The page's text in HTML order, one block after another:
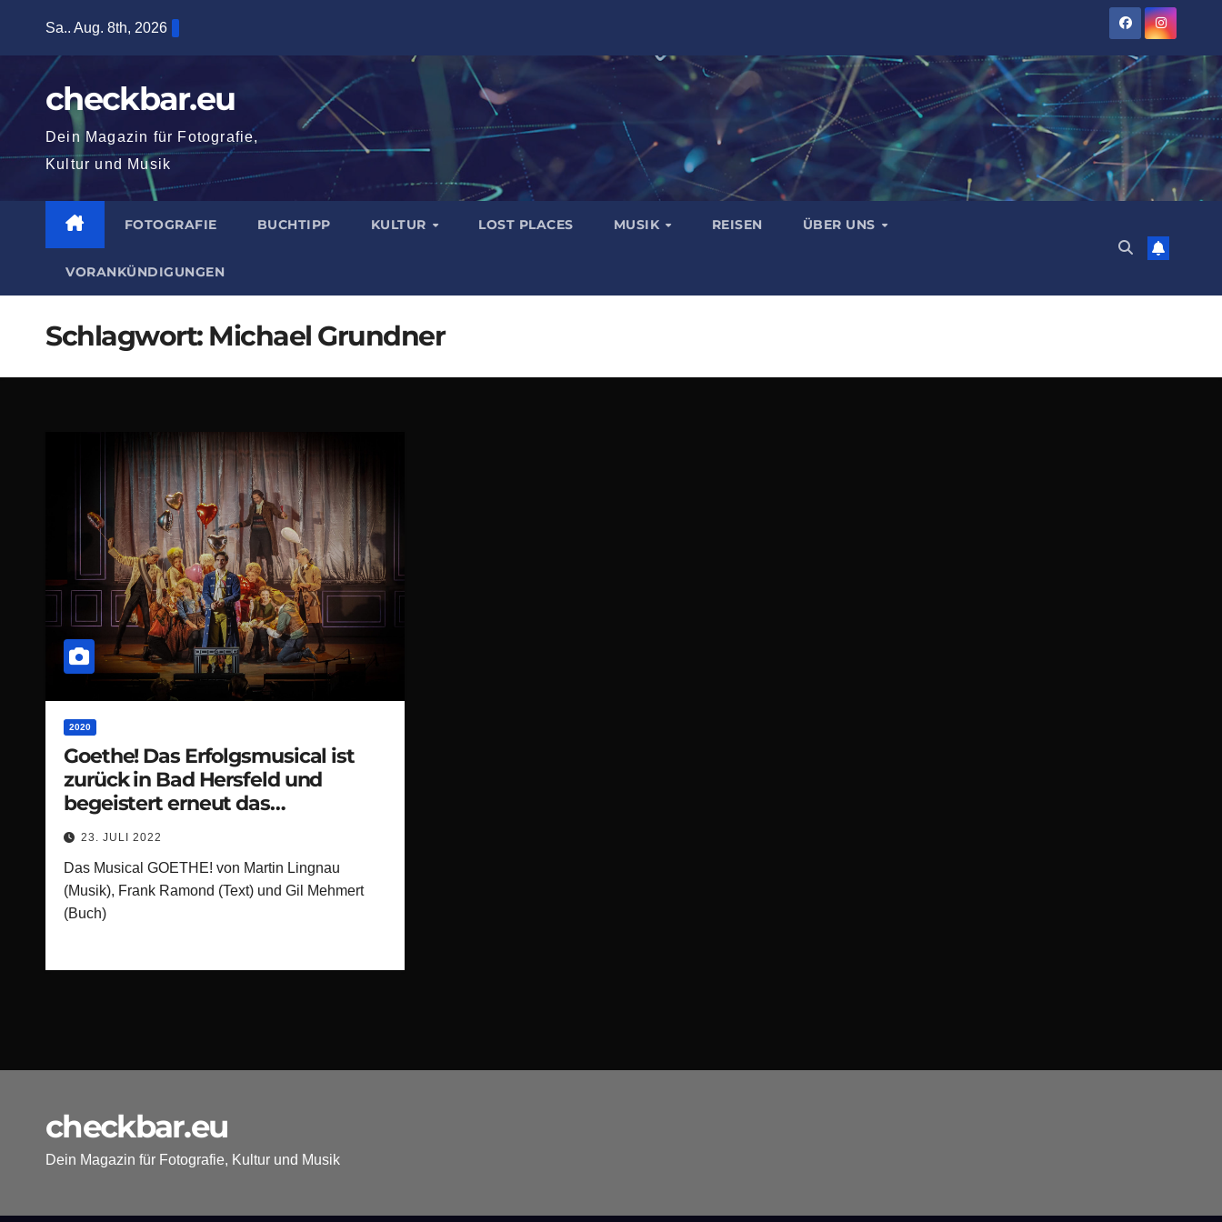
springen
Sa.. Aug. 8th, 2026
checkbar.eu
Dein Magazin für Fotografie,
Kultur und Musik
FOTOGRAFIE BUCHTIPP KULTUR LOST PLACES MUSIK REISEN ÜBER UNS
VORANKÜNDIGUNGEN
Schlagwort: Michael Grundner
2020
Goethe! Das Erfolgsmusical ist
zurück in Bad Hersfeld und
begeistert erneut das
Festspielpublikum
23. JULI 2022
Das Musical GOETHE! von Martin Lingnau
(Musik), Frank Ramond (Text) und Gil Mehmert
(Buch)
checkbar.eu
Dein Magazin für Fotografie, Kultur und Musik